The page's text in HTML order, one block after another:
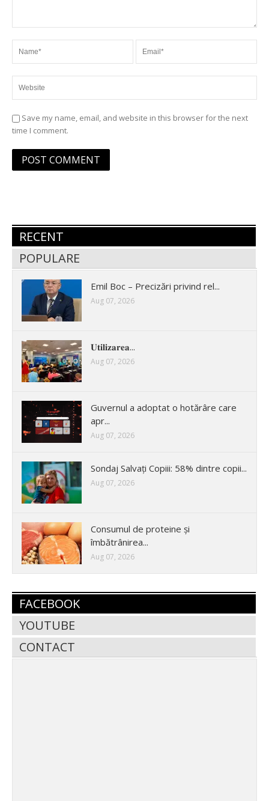
Save my name, email, and website in this browser for the next
time I comment.
RECENT
POPULARE
Emil Boc – Precizări privind rel...
Aug 07, 2026
𝐔𝐭𝐢𝐥𝐢𝐳𝐚𝐫𝐞𝐚...
Aug 07, 2026
Guvernul a adoptat o hotărâre care
apr...
Aug 07, 2026
Sondaj Salvați Copiii: 58% dintre copii...
Aug 07, 2026
Consumul de proteine și
îmbătrânirea...
Aug 07, 2026
FACEBOOK
YOUTUBE
CONTACT